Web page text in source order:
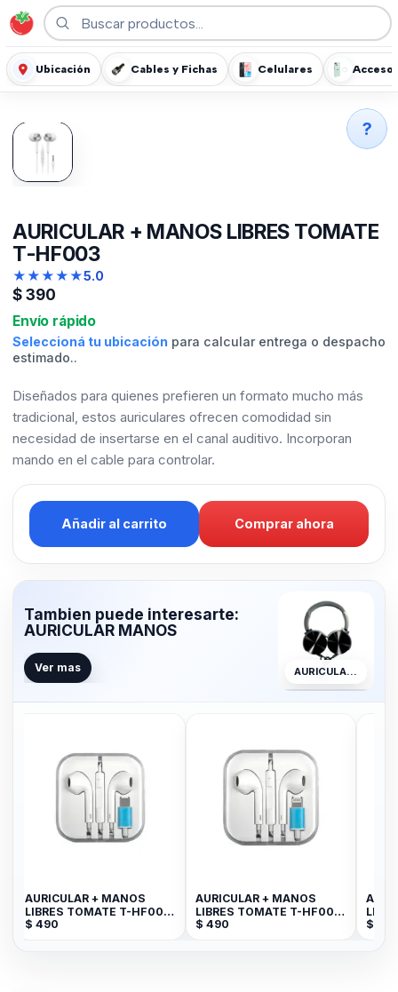
Ubicación Cables y Fichas Celulares
AURICULAR + MANOS LIBRES TOMATE
T-HF003
★★★★★5.0
$390
Envío rápido
Seleccioná tu ubicación para calcular entrega o despacho
estimado..
Diseñados para quienes prefieren un formato mucho más
tradicional, estos auriculares ofrecen comodidad sin
necesidad de insertarse en el canal auditivo. Incorporan
mando en el cable para controlar.
Añadir al carrito Comprar ahora
Tambien puede interesarte:
AURICULAR MANOS
Ver mas AURICULAR MANOS
AURICULAR + MANOS
LIBRES TOMATE T-HF006
TYPE-C
$ 490
AURICULAR + MANOS
LIBRES TOMATE T-HF007
FOR LIGHTNING--
$ 490
$
?